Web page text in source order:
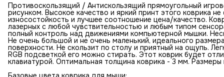
Противоскользящий / Антискользящий прямоугольный
рисунком. Высокое качество и яркий принт этого коврика
износостойкость и лучшее соотношение цена/качество.
лазерных с любой чувствительностью и любым типом
полный контроль над движениями компьютерной мышки.
Не очень большой и не очень маленький, идеального
поверхности. Не скользит по столу и приятный на ощупь.
RGB подсветкой его можно стирать. Этот коврик будет
клавиатурой. Оптимальная толщина коврика - 3 мм.